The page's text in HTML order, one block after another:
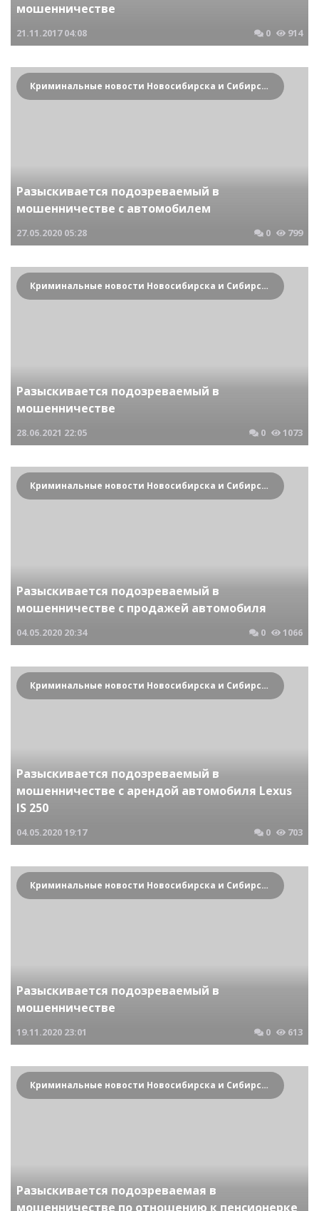
мошенничестве
21.11.2017 04:08 0 914
Криминальные новости Новосибирска и Сибирского региона
Разыскивается подозреваемый в
мошенничестве с автомобилем
27.05.2020 05:28 0 799
Криминальные новости Новосибирска и Сибирского региона
Разыскивается подозреваемый в
мошенничестве
28.06.2021 22:05 0 1073
Криминальные новости Новосибирска и Сибирского региона
Разыскивается подозреваемый в
мошенничестве с продажей автомобиля
04.05.2020 20:34 0 1066
Криминальные новости Новосибирска и Сибирского региона
Разыскивается подозреваемый в
мошенничестве с арендой автомобиля Lexus
IS 250
04.05.202019:17 0 703
Криминальные новости Новосибирска и Сибирского региона
Разыскивается подозреваемый в
мошенничестве
19.11.2020 23:01 0 613
Криминальные новости Новосибирска и Сибирского региона
Разыскивается подозреваемая в
мошенничестве по отношению к пенсионерке